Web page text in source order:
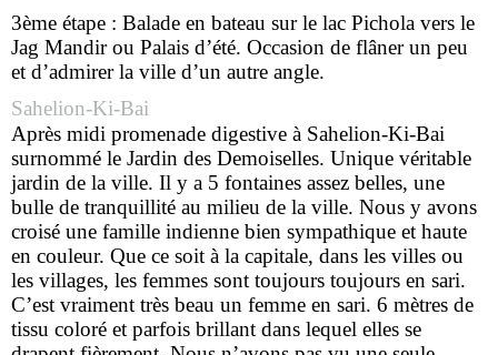
3ème étape : Balade en bateau sur le lac Pichola vers le
Jag Mandir ou Palais d’été. Occasion de flâner un peu
et d’admirer la ville d’un autre angle.
Sahelion-Ki-Bai
Après midi promenade digestive à Sahelion-Ki-Bai
surnommé le Jardin des Demoiselles. Unique véritable
jardin de la ville. Il y a 5 fontaines assez belles, une
bulle de tranquillité au milieu de la ville. Nous y avons
croisé une famille indienne bien sympathique et haute
en couleur. Que ce soit à la capitale, dans les villes ou
les villages, les femmes sont toujours toujours en sari.
C’est vraiment très beau un femme en sari. 6 mètres de
tissu coloré et parfois brillant dans lequel elles se